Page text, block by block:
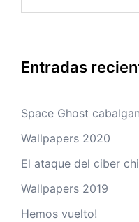
Entradas
Space Ghost
Wallpapers 2020
El ataque del ciber
Wallpapers 2019
Hemos vuelto!